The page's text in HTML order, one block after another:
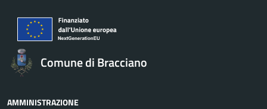
Comune di Bracciano
AMMINISTRAZIONE